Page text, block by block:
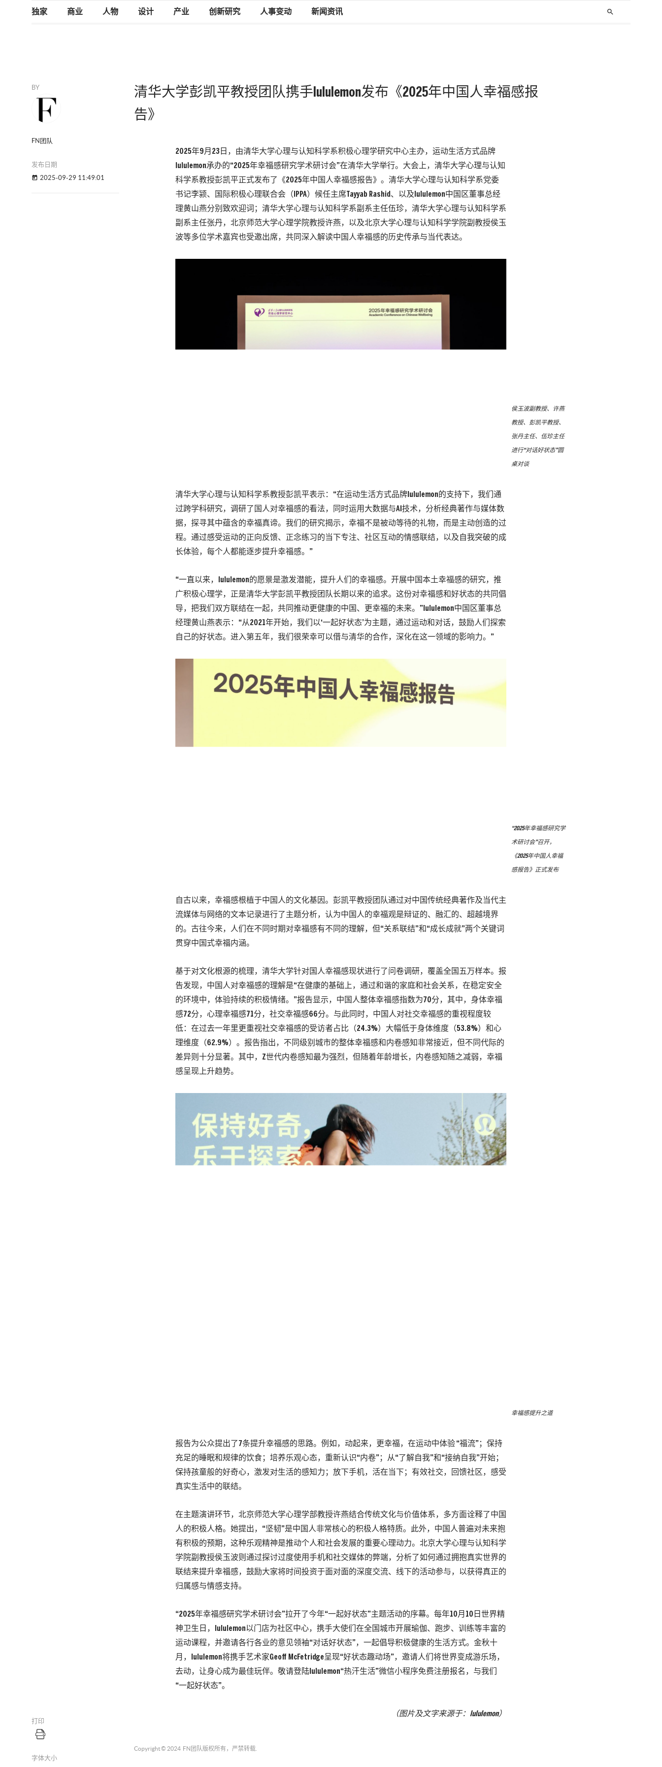
独家 商业 人物 设计 产业 创新研究 人事变动 新闻资讯 search
BY
FN团队
发布日期
today 2025-09-29 11:49:01
打印
字体大小
清华大学彭凯平教授团队携手lululemon发布《2025年中国人幸福感报
告》
2025年9月23日，由清华大学心理与认知科学系积极心理学研究中心主办，运动生活方式品牌
lululemon承办的“2025年幸福感研究学术研讨会”在清华大学举行。大会上，清华大学心理与认知
科学系教授彭凯平正式发布了《2025年中国人幸福感报告》。清华大学心理与认知科学系党委
书记李颍、国际积极心理联合会（IPPA）候任主席Tayyab Rashid、以及lululemon中国区董事总经
理黄山燕分别致欢迎词；清华大学心理与认知科学系副系主任伍珍，清华大学心理与认知科学系
副系主任张丹，北京师范大学心理学院教授许燕，以及北京大学心理与认知科学学院副教授侯玉
波等多位学术嘉宾也受邀出席，共同深入解读中国人幸福感的历史传承与当代表达。
侯玉波副教授、许燕
教授、彭凯平教授、
张丹主任、伍珍主任
进行“对话好状态”圆
桌对谈
清华大学心理与认知科学系教授彭凯平表示：“在运动生活方式品牌lululemon的支持下，我们通
过跨学科研究，调研了国人对幸福感的看法，同时运用大数据与AI技术，分析经典著作与媒体数
据，探寻其中蕴含的幸福真谛。我们的研究揭示，幸福不是被动等待的礼物，而是主动创造的过
程。通过感受运动的正向反馈、正念练习的当下专注、社区互动的情感联结，以及自我突破的成
长体验，每个人都能逐步提升幸福感。”
“一直以来，lululemon的愿景是激发潜能，提升人们的幸福感。开展中国本土幸福感的研究，推
广积极心理学，正是清华大学彭凯平教授团队长期以来的追求。这份对幸福感和好状态的共同倡
导，把我们双方联结在一起，共同推动更健康的中国、更幸福的未来。”lululemon中国区董事总
经理黄山燕表示：“从2021年开始，我们以‘一起好状态’为主题，通过运动和对话，鼓励人们探索
自己的好状态。进入第五年，我们很荣幸可以借与清华的合作，深化在这一领域的影响力。”
“2025年幸福感研究学
术研讨会”召开，
《2025年中国人幸福
感报告》正式发布
自古以来，幸福感根植于中国人的文化基因。彭凯平教授团队通过对中国传统经典著作及当代主
流媒体与网络的文本记录进行了主题分析，认为中国人的幸福观是辩证的、融汇的、超越境界
的。古往今来，人们在不同时期对幸福感有不同的理解，但“关系联结”和“成长成就”两个关键词
贯穿中国式幸福内涵。
基于对文化根源的梳理，清华大学针对国人幸福感现状进行了问卷调研，覆盖全国五万样本。报
告发现，中国人对幸福感的理解是“在健康的基础上，通过和谐的家庭和社会关系，在稳定安全
的环境中，体验持续的积极情绪。”报告显示，中国人整体幸福感指数为70分，其中，身体幸福
感72分，心理幸福感71分，社交幸福感66分。与此同时，中国人对社交幸福感的重视程度较
低：在过去一年里更重视社交幸福感的受访者占比（24.3%）大幅低于身体维度（53.8%）和心
理维度（62.9%）。报告指出，不同级别城市的整体幸福感和内卷感知非常接近，但不同代际的
差异则十分显著。其中，Z世代内卷感知最为强烈，但随着年龄增长，内卷感知随之减弱，幸福
感呈现上升趋势。
幸福感提升之道
报告为公众提出了7条提升幸福感的思路。例如，动起来，更幸福，在运动中体验 “福流”；保持
充足的睡眠和规律的饮食；培养乐观心态，重新认识“内卷”；从“了解自我”和“接纳自我”开始；
保持孩童般的好奇心，激发对生活的感知力；放下手机，活在当下；有效社交，回馈社区，感受
真实生活中的联结。
在主题演讲环节，北京师范大学心理学部教授许燕结合传统文化与价值体系，多方面诠释了中国
人的积极人格。她提出，“坚韧”是中国人非常核心的积极人格特质。此外，中国人普遍对未来抱
有积极的预期，这种乐观精神是推动个人和社会发展的重要心理动力。北京大学心理与认知科学
学院副教授侯玉波则通过探讨过度使用手机和社交媒体的弊端，分析了如何通过拥抱真实世界的
联结来提升幸福感，鼓励大家将时间投资于面对面的深度交流、线下的活动参与，以获得真正的
归属感与情感支持。
“2025年幸福感研究学术研讨会”拉开了今年“一起好状态”主题活动的序幕。每年10月10日世界精
神卫生日，lululemon以门店为社区中心，携手大使们在全国城市开展瑜伽、跑步、训练等丰富的
运动课程，并邀请各行各业的意见领袖“对话好状态”，一起倡导积极健康的生活方式。金秋十
月，lululemon将携手艺术家Geoff McFetridge呈现“好状态趣动场”，邀请人们将世界变成游乐场，
去动，让身心成为最佳玩伴。敬请登陆lululemon“热汗生活”微信小程序免费注册报名，与我们
“一起好状态”。
（图片及文字来源于： lululemon）
Copyright © 2024 FN团队 版权所有，严禁转载.